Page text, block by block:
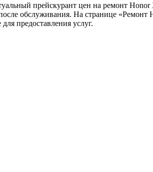
прейскурант цен на ремонт
обслуживания. На странице «Ремонт
предоставления услуг.